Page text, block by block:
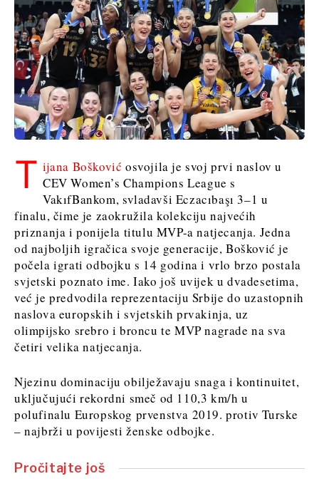
Sjeverna
Makedonija
Srbija
Slovenija
Business &
Economy
Poslovne
priče
Imenovanja
Poljoprivreda
Industrija
Građevinarstvo
Energetika
Okoliš
Financije
FMCG
Znanost
Rudarstvo
Održivost
Tehnologija
Telekom
Turizam
Trgovina
Slovenija
Business &
Economy
Poslovne
Imenovanja
Poljoprivreda
Industrija
Građevinarstvo
Energetika
Okoliš
Financije
FMCG
Znanost
Rudarstvo
Maloprodaja
Tehnologija
Telekom
Turizam
Prijevoz
Trgovina
T ijana Bošković osvojila je svoj prvi naslov u
CEV Women’s Champions League s
VakıfBankom, svladavši Eczacıbaşı 3–1 u
finalu, čime je zaokružila kolekciju najvećih
priznanja i ponijela titulu MVP-a natjecanja. Jedna
od najboljih igračica svoje generacije, Bošković je
počela igrati odbojku s 14 godina i vrlo brzo postala
svjetski poznato ime. Iako još uvijek u dvadesetima,
već je predvodila reprezentaciju Srbije do uzastopnih
naslova europskih i svjetskih prvakinja, uz
olimpijsko srebro i broncu te MVP nagrade na sva
četiri velika natjecanja.
Njezinu dominaciju obilježavaju snaga i kontinuitet,
uključujući rekordni smeč od 110,3 km/h u
polufinalu Europskog prvenstva 2019. protiv Turske
– najbrži u povijesti ženske odbojke.
Pročitajte još